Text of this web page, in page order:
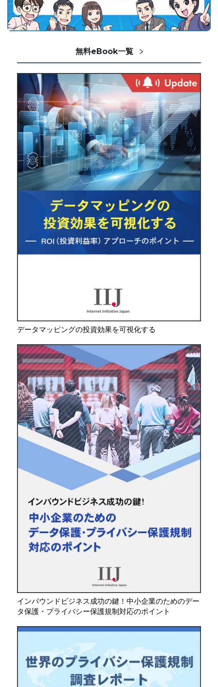
無料eBook一覧
データマッピングの投資効果を可視化する
インバウンドビジネス成功の鍵！中小企業のためのデー
タ保護・プライバシー保護規制対応のポイント